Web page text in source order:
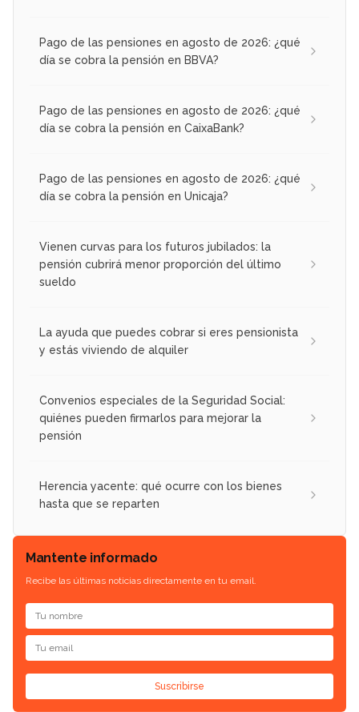
Pago de las pensiones en agosto de 2026: ¿qué
día se cobra la pensión en BBVA?
Pago de las pensiones en agosto de 2026: ¿qué
día se cobra la pensión en CaixaBank?
Pago de las pensiones en agosto de 2026: ¿qué
día se cobra la pensión en Unicaja?
Vienen curvas para los futuros jubilados: la
pensión cubrirá menor proporción del último
sueldo
La ayuda que puedes cobrar si eres pensionista
y estás viviendo de alquiler
Convenios especiales de la Seguridad Social:
quiénes pueden firmarlos para mejorar la
pensión
Herencia yacente: qué ocurre con los bienes
hasta que se reparten
Mantente informado
Recibe las últimas noticias directamente en tu email.
Suscribirse